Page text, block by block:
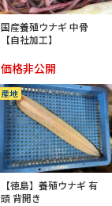
国産養殖ウナギ 中骨
【自社加工】
価格非公開
産地
【徳島】養殖ウナギ 有
頭 背開き